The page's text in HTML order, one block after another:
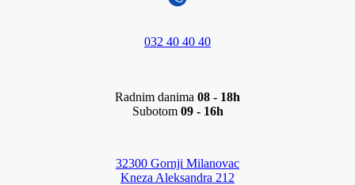
032 40 40 40
Radnim danima 08 - 18h
Subotom 09 - 16h
32300 Gornji Milanovac
Kneza Aleksandra 212